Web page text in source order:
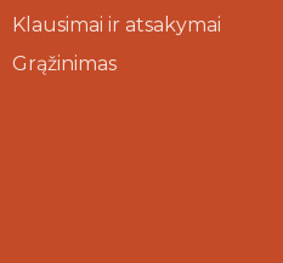
Klausimai ir atsakymai
Grąžinimas